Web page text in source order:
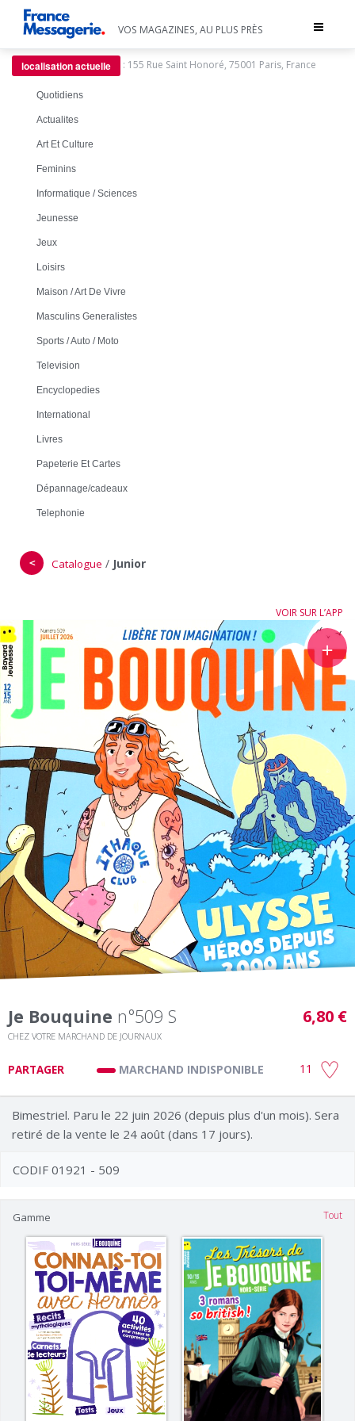
Toggle
VOS MAGAZINES, AU PLUS PRÈS
localisation actuelle : 155 Rue Saint Honoré, 75001 Paris, France
Quotidiens
Actualites
Art Et Culture
Feminins
Informatique / Sciences
Jeunesse
Jeux
Loisirs
Maison / Art De Vivre
Masculins Generalistes
Sports / Auto / Moto
Television
Encyclopedies
International
Livres
Papeterie Et Cartes
Dépannage/cadeaux
Telephonie
＜ Catalogue / Junior
VOIR SUR L’APP
＋
Je Bouquine n°509 S
CHEZ VOTRE MARCHAND DE JOURNAUX
6,80 €
PARTAGER MARCHAND INDISPONIBLE 11
Bimestriel. Paru le 22 juin 2026 (depuis plus d'un mois). Sera
retiré de la vente le 24 août (dans 17 jours).
CODIF 01921 - 509
Gamme Tout